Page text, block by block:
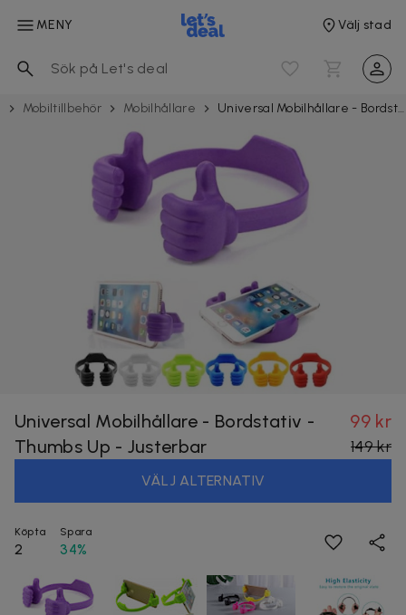
MENY Välj stad
Mobil­tillbehör Mobilhållare Universal Mobilhållare - Bordstativ - Thumbs Up - Justerbar
Universal Mobilhållare - Bordstativ -
Thumbs Up - Justerbar
99 kr
149 kr
VÄLJ ALTERNATIV
Köpta
2
Spara
34%